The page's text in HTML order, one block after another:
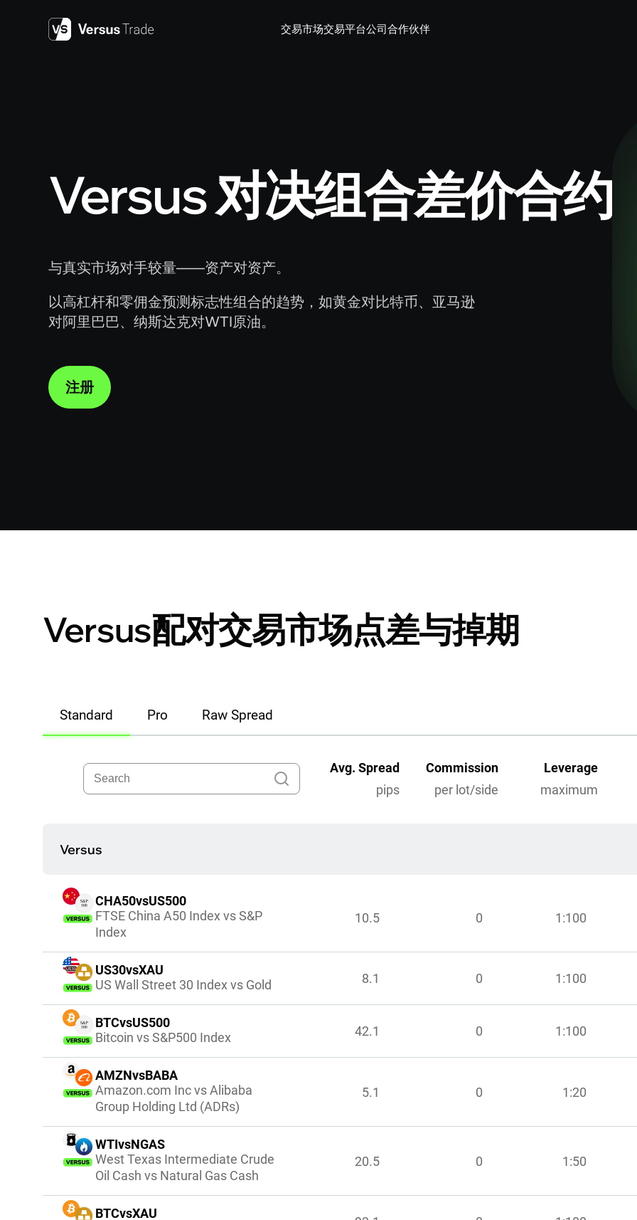
交易市场交易平台公司合作伙伴
Versus 对决组合差价合约
与真实市场对手较量——资产对资产。
以高杠杆和零佣金预测标志性组合的趋势，如黄金对比特币、亚马逊
对阿里巴巴、纳斯达克对WTI原油。
注册
Versus配对交易市场点差与掉期
Pro Raw Spread
Standard
Avg. Spread
pips
Commission
per lot/side
Leverage
maximum
Versus
CHA50vsUS500
FTSE China A50 Index vs S&P
Index
10.5 0 1:100
US30vsXAU
US Wall Street 30 Index vs Gold
8.1 0 1:100
BTCvsUS500
Bitcoin vs S&P500 Index
42.1 0 1:100
AMZNvsBABA
Amazon.com Inc vs Alibaba
Group Holding Ltd (ADRs)
5.1 0 1:20
WTIvsNGAS
West Texas Intermediate Crude
Oil Cash vs Natural Gas Cash
20.5 0 1:50
BTCvsXAU